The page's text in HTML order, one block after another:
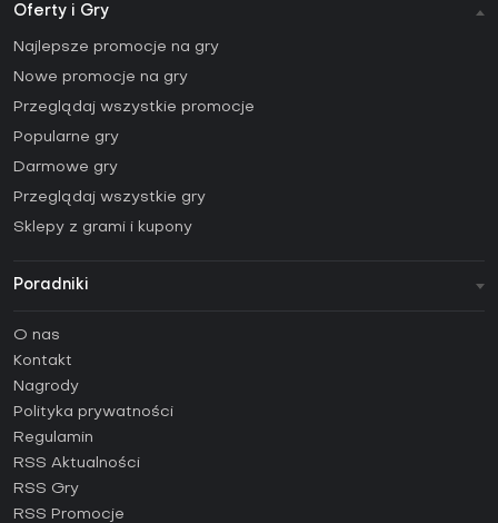
Oferty i Gry
Najlepsze promocje na gry
Nowe promocje na gry
Przeglądaj wszystkie promocje
Popularne gry
Darmowe gry
Przeglądaj wszystkie gry
Sklepy z grami i kupony
Poradniki
Poradniki
Jak aktywować klucz Steam (CD Key)?
Jak aktywować klucz Epic Games (CD Key)?
Jak aktywować klucz GOG (CD Key)?
Jak aktywować klucz Ubisoft Connect (CD Key)?
Jak aktywować klucz EA App (CD Key)?
O nas
Kontakt
Nagrody
Polityka prywatności
Regulamin
RSS Aktualności
RSS Gry
RSS Promocje